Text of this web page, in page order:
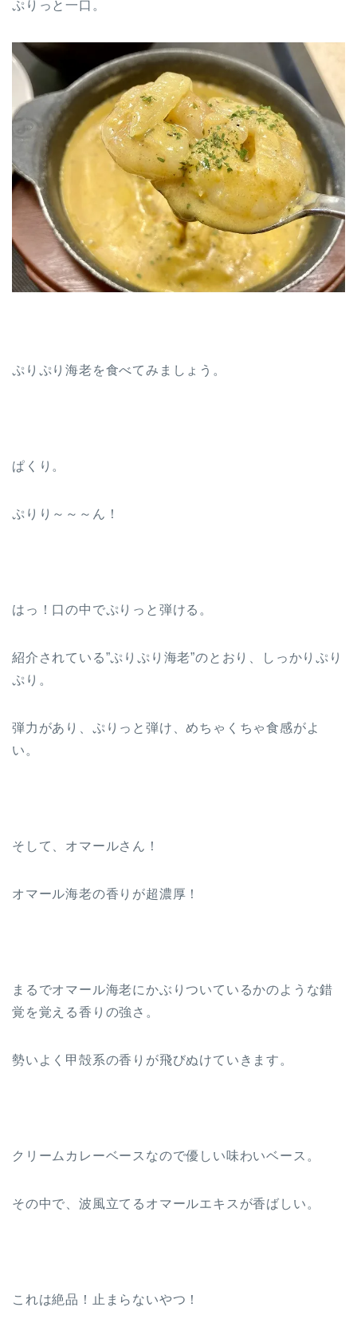
ぷりっと一口。
ぷりぷり海老を食べてみましょう。
ぱくり。
ぷりり～～～ん！
はっ！口の中でぷりっと弾ける。
紹介されている”ぷりぷり海老”のとおり、しっかりぷり
ぷり。
弾力があり、ぷりっと弾け、めちゃくちゃ食感がよ
い。
そして、オマールさん！
オマール海老の香りが超濃厚！
まるでオマール海老にかぶりついているかのような錯
覚を覚える香りの強さ。
勢いよく甲殻系の香りが飛びぬけていきます。
クリームカレーベースなので優しい味わいベース。
その中で、波風立てるオマールエキスが香ばしい。
これは絶品！止まらないやつ！